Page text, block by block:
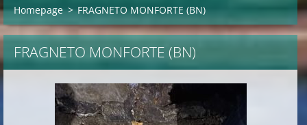
Homepage > FRAGNETO MONFORTE (BN)
FRAGNETO MONFORTE (BN)